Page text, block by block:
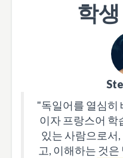
학
"독일어를 열심히
이자 프랑스어 학
있는 사람으로서
고, 이해하는 것